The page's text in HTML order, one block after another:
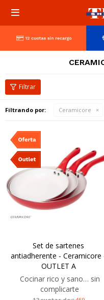

Filtrando por: Ceramicore
Set de sartenes
antiadherente - Ceramicore
OUTLET A
Cocinar rico y sano… sin
complicarte